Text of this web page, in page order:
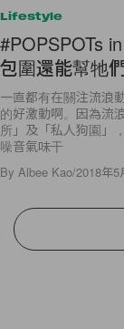
Lifestyle
#POPSPOTs
包圍還能幫牠
一直都有在關注流浪
的好激動啊。因為流
所」及「私人狗園」
噪音氣味干
By Albee Kao/2018年5